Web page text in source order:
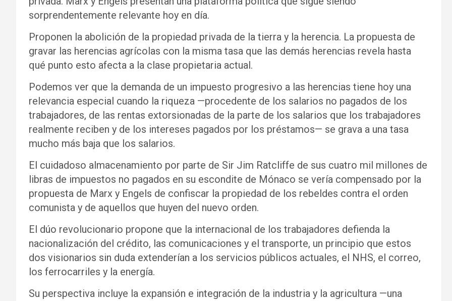
sorprendentemente relevante hoy en día.
Proponen la abolición de la propiedad privada de la tierra y la herencia. La propuesta de
gravar las herencias agrícolas con la misma tasa que las demás herencias revela hasta
qué punto esto afecta a la clase propietaria actual.
Podemos ver que la demanda de un impuesto progresivo a las herencias tiene hoy una
relevancia especial cuando la riqueza —procedente de los salarios no pagados de los
trabajadores, de las rentas extorsionadas de la parte de los salarios que los trabajadores
realmente reciben y de los intereses pagados por los préstamos— se grava a una tasa
mucho más baja que los salarios.
El cuidadoso almacenamiento por parte de Sir Jim Ratcliffe de sus cuatro mil millones de
libras de impuestos no pagados en su escondite de Mónaco se vería compensado por la
propuesta de Marx y Engels de confiscar la propiedad de los rebeldes contra el orden
comunista y de aquellos que huyen del nuevo orden.
El dúo revolucionario propone que la internacional de los trabajadores defienda la
nacionalización del crédito, las comunicaciones y el transporte, un principio que estos
dos visionarios sin duda extenderían a los servicios públicos actuales, el NHS, el correo,
los ferrocarriles y la energía.
Su perspectiva incluye la expansión e integración de la industria y la agricultura —una